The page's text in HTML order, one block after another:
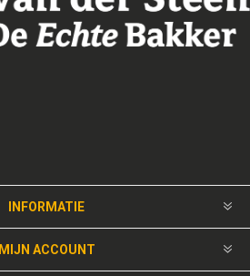
INFORMATIE
MIJN ACCOUNT